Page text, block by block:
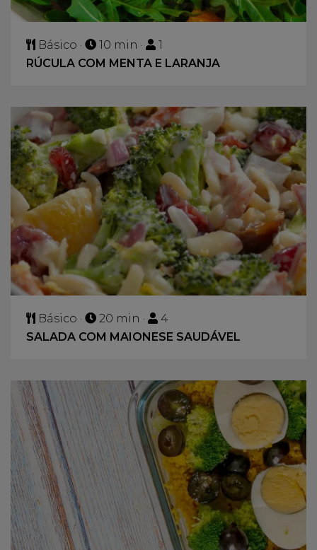
Básico · 10 min ·
1
RÚCULA COM MENTA E LARANJA
Básico · 20 min ·
4
SALADA COM MAIONESE SAUDÁVEL